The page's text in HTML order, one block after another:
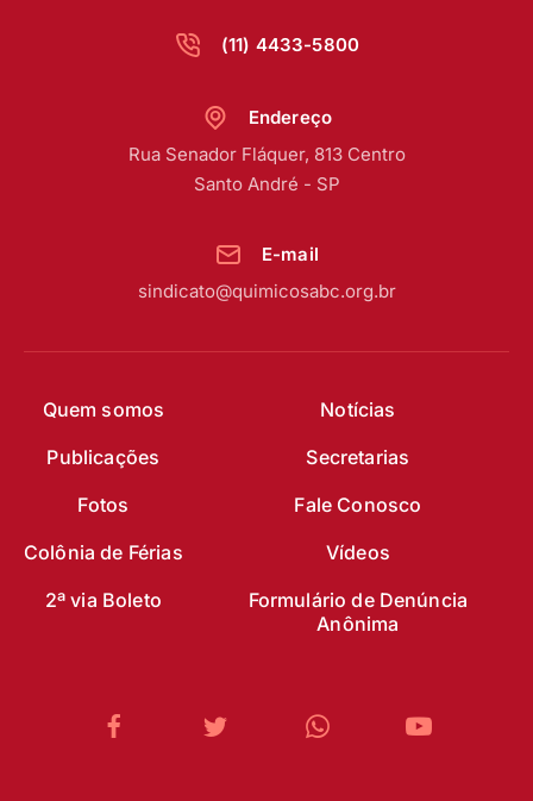
(11) 4433-5800
Quem somos
Notícias
Publicações
Secretarias
Fotos
Fale Conosco
Colônia de Férias
Vídeos
2ª via Boleto
Formulário de Denúncia
Anônima
Endereço
Rua Senador Fláquer, 813 Centro
Santo André - SP
E-mail
sindicato@quimicosabc.org.br